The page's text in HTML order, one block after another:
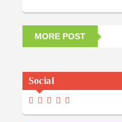
MORE POST
Social
View
Profile
View
Profile
View
Profile
View
Maria-
View
Profile